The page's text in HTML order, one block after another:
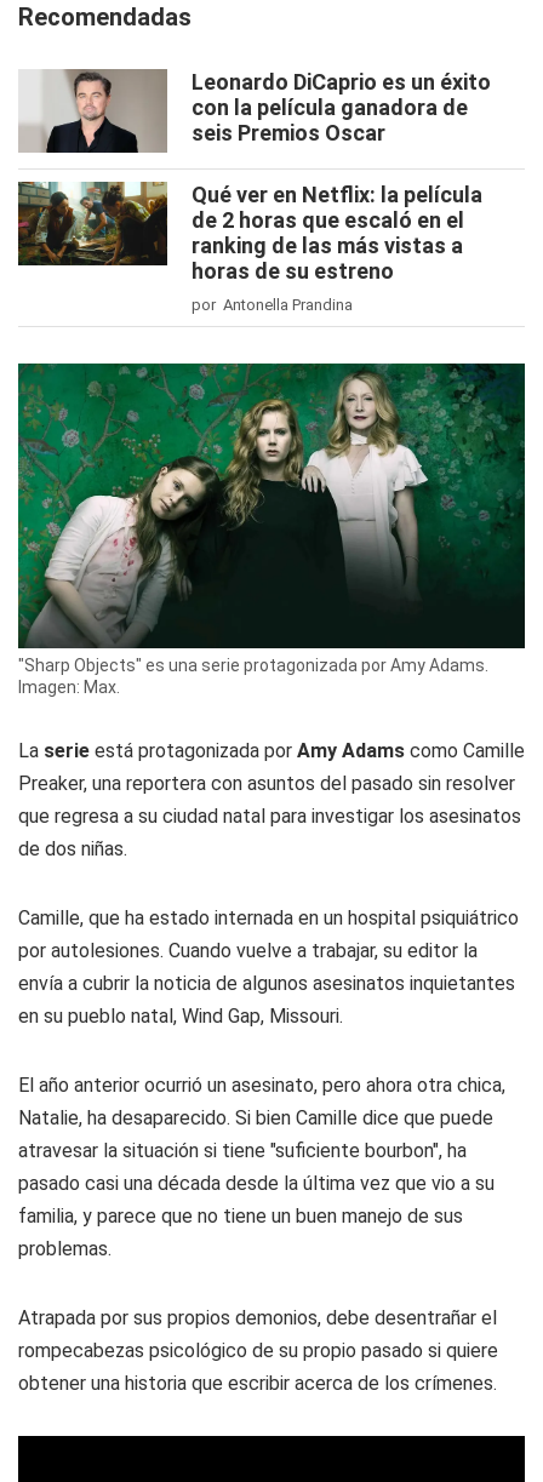
Recomendadas
Leonardo DiCaprio es un éxito
con la película ganadora de
seis Premios Oscar
Qué ver en Netflix: la película
de 2 horas que escaló en el
ranking de las más vistas a
horas de su estreno
por Antonella Prandina
"Sharp Objects" es una serie protagonizada por Amy Adams.
Imagen: Max.
La serie está protagonizada por Amy Adams como Camille
Preaker, una reportera con asuntos del pasado sin resolver
que regresa a su ciudad natal para investigar los asesinatos
de dos niñas.
Camille, que ha estado internada en un hospital psiquiátrico
por autolesiones. Cuando vuelve a trabajar, su editor la
envía a cubrir la noticia de algunos asesinatos inquietantes
en su pueblo natal, Wind Gap, Missouri.
El año anterior ocurrió un asesinato, pero ahora otra chica,
Natalie, ha desaparecido. Si bien Camille dice que puede
atravesar la situación si tiene "suficiente bourbon", ha
pasado casi una década desde la última vez que vio a su
familia, y parece que no tiene un buen manejo de sus
problemas.
Atrapada por sus propios demonios, debe desentrañar el
rompecabezas psicológico de su propio pasado si quiere
obtener una historia que escribir acerca de los crímenes.